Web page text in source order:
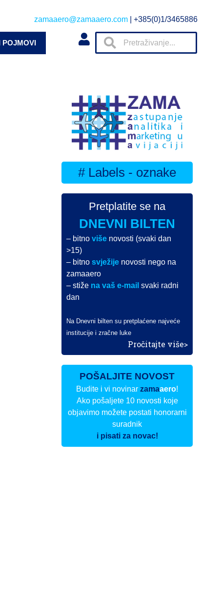
zamaaero@zamaaero.com | +385(0)1/3465886
POJMOVI
# Labels - oznake
Pretplatite se na
DNEVNI BILTEN
– bitnoviše novosti (svaki dan
>15)
– bitnosvježije novosti nego na
zamaaero
– stiže na vaš e-mail svaki radni
dan
Na Dnevni bilten su pretplaćene najveće
institucije i zračne luke
Pročitajte više>
POŠALJITE NOVOST
Budite i vi novinarzamaaero!
Ako pošaljete 10 novosti koje
objavimo možete postati honorarni
suradnik
i pisati za novac!